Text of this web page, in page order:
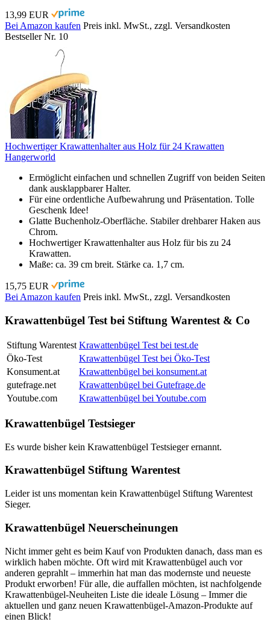
13,99 EUR
Bei Amazon kaufen Preis inkl. MwSt., zzgl. Versandkosten
Bestseller Nr. 10
Hochwertiger Krawattenhalter aus Holz für 24 Krawatten
Hangerworld
Ermöglicht einfachen und schnellen Zugriff von beiden Seiten
dank ausklappbarer Halter.
Für eine ordentliche Aufbewahrung und Präsentation. Tolle
Geschenk Idee!
Glatte Buchenholz-Oberfläche. Stabiler drehbarer Haken aus
Chrom.
Hochwertiger Krawattenhalter aus Holz für bis zu 24
Krawatten.
Maße: ca. 39 cm breit. Stärke ca. 1,7 cm.
15,75 EUR
Bei Amazon kaufen Preis inkl. MwSt., zzgl. Versandkosten
Krawattenbügel Test bei Stiftung Warentest & Co
Stiftung Warentest Krawattenbügel Test bei test.de
Öko-Test
Krawattenbügel Test bei Öko-Test
Konsument.at
Krawattenbügel bei konsument.at
gutefrage.net
Krawattenbügel bei Gutefrage.de
Youtube.com
Krawattenbügel bei Youtube.com
Krawattenbügel Testsieger
Es wurde bisher kein Krawattenbügel Testsieger ernannt.
Krawattenbügel Stiftung Warentest
Leider ist uns momentan kein Krawattenbügel Stiftung Warentest
Sieger.
Krawattenbügel Neuerscheinungen
Nicht immer geht es beim Kauf von Produkten danach, dass man es
wirklich haben möchte. Oft wird mit Krawattenbügel auch vor
anderen geprahlt – immerhin hat man das modernste und neueste
Produkt erworben! Für alle, die auffallen möchten, ist nachfolgende
Krawattenbügel-Neuheiten Liste die ideale Lösung – Immer die
aktuellen und ganz neuen Krawattenbügel-Amazon-Produkte auf
einen Blick!